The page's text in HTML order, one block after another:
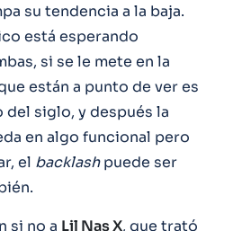
su tendencia a la baja.
está esperando
si se le mete en la
están a punto de ver es
siglo, y después la
en algo funcional pero
el backlashpuede ser
si no a Lil Nas X, que trató